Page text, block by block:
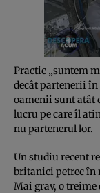
Practic „suntem
decât partenerii
oamenii sunt atât
lucru pe care îl
nu partenerul lor.
Un studiu recent
britanici petrec în
Mai grav, o